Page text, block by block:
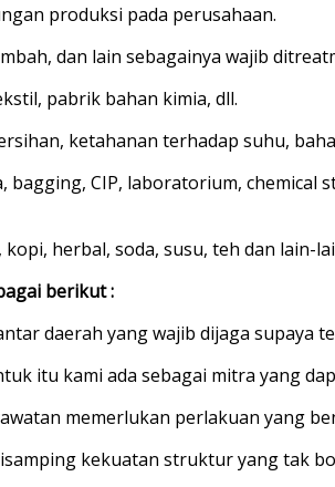
produksi pada perusahaan.
dan lain sebagainya wajib
pabrik bahan kimia, dll.
ketahanan terhadap suhu,
CIP, laboratorium,
herbal, soda, susu, teh dan lain-
berikut :
daerah yang wajib dijaga supaya
itu kami ada sebagai mitra yang
memerlukan perlakuan yang
kekuatan struktur yang tak